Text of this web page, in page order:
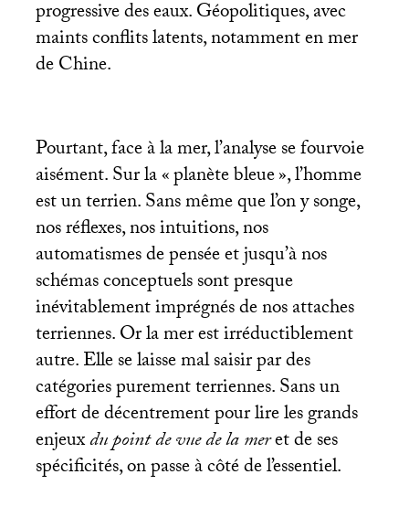
progressive des eaux. Géopolitiques, avec
maints conflits latents, notamment en mer
de Chine.
Pourtant, face à la mer, l’analyse se fourvoie
aisément. Sur la «planète bleue», l’homme
est un terrien. Sans même que l’on y songe,
nos réflexes, nos intuitions, nos
automatismes de pensée et jusqu’à nos
schémas conceptuels sont presque
inévitablement imprégnés de nos attaches
terriennes. Or la mer est irréductiblement
autre. Elle se laisse mal saisir par des
catégories purement terriennes. Sans un
effort de décentrement pour lire les grands
enjeuxdu point de vue de la meret de ses
spécificités, on passe à côté de l’essentiel.